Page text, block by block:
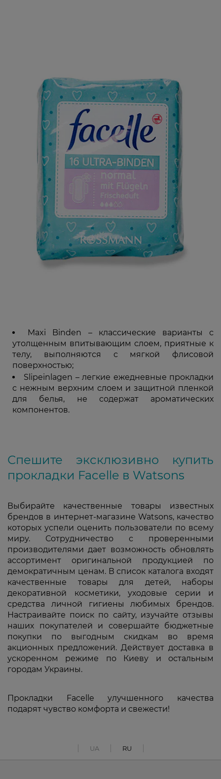
Maxi Binden – классические варианты с
утолщенным впитывающим слоем, приятные к
телу, выполняются с мягкой флисовой
поверхностью;
Slipeinlagen – легкие ежедневные прокладки
с нежным верхним слоем и защитной пленкой
для белья, не содержат ароматических
компонентов.
Спешите эксклюзивно купить
прокладки Facelle в Watsons
Выбирайте качественные товары известных
брендов в интернет-магазине Watsons, качество
которых успели оценить пользователи по всему
миру. Сотрудничество с проверенными
производителями дает возможность обновлять
ассортимент оригинальной продукцией по
демократичным ценам. В список каталога входят
качественные товары для детей, наборы
декоративной косметики, уходовые серии и
средства личной гигиены любимых брендов.
Настраивайте поиск по сайту, изучайте отзывы
наших покупателей и совершайте бюджетные
покупки по выгодным скидкам во время
акционных предложений. Действует доставка в
ускоренном режиме по Киеву и остальным
городам Украины.
Прокладки Facelle улучшенного качества
подарят чувство комфорта и свежести!
UA RU